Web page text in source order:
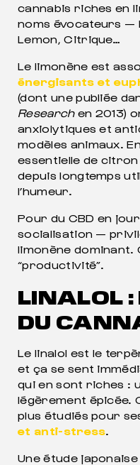
cannabis riches en
noms évocateurs —
Lemon, Citrique…
Le limonène est
énergisants et
(dont une publiée
Researchen 2013)
anxiolytiques et
modèles animaux.
essentielle de citron
depuis longtemps
l’humeur.
Pour du CBD en
socialisation —
limonène dominant.
“productivité”.
LINALOL
DU
Le linalol est le
et ça se sent
qui en sont riches :
légèrement épicée.
plus étudiés pour
et anti-stress.
Une étude